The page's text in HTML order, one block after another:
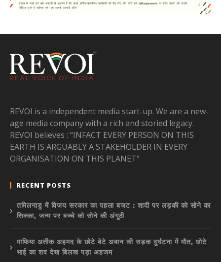
REVOI is a independent media start-up. We are a new-
age media company with a rich and storied legacy.
REVOI believes : “INFACT EVERY PERSON ON THIS
EARTH IS ARGUABLY A STAKEHOLDER IN EVERY
ORGANISATION ON THIS PLANET”
RECENT POSTS
तमिलनाडु में विजय सरकार का पहला बजट : शादी पर लड़की को सोने का
सिक्का, जन्म पर बच्चे को सोने की अंगूठी
माफिया अतीक अहमद के छोटे बेटे अबान की सड़क दुर्घटना में मौत, छोटे
भाई का शव देख बिलख पड़ा अहजम